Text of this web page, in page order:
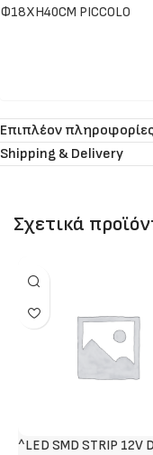
Φ18XH40CM PICCOLO
Επιπλέον
Shipping & Delivery
Σχετικά
^LED SMD STRIP 12V